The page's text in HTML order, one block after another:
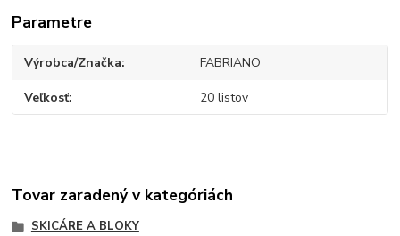
Parametre
Výrobca/Značka FABRIANO
Veľkosť 20 listov
Tovar zaradený v kategóriách
SKICÁRE A BLOKY